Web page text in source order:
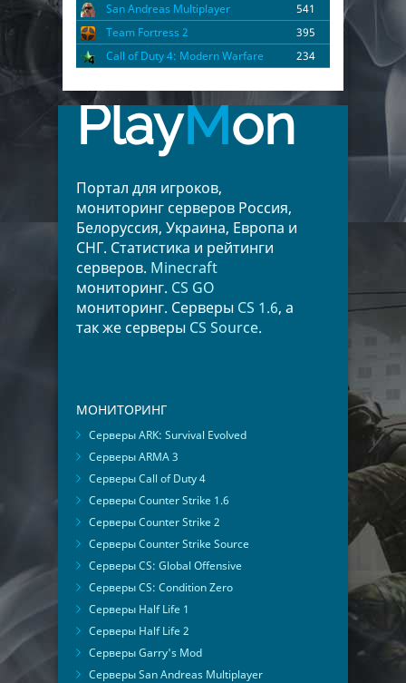
San Andreas Multiplayer
541
Team Fortress 2
395
Call of Duty 4: Modern Warfare
234
PlayMon
Портал для игроков,
мониторинг серверов Россия,
Белоруссия, Украина, Европа и
СНГ. Статистика и рейтинги
серверов. Minecraft
мониторинг. CS GO
мониторинг. Серверы CS 1.6, а
так же серверы CS Source.
МОНИТОРИНГ
Серверы ARK: Survival Evolved
Серверы ARMA 3
Серверы Call of Duty 4
Серверы Counter Strike 1.6
Серверы Counter Strike 2
Серверы Counter Strike Source
Серверы CS: Global Offensive
Серверы CS: Condition Zero
Серверы Half Life 1
Серверы Half Life 2
Серверы Garry's Mod
Серверы San Andreas Multiplayer